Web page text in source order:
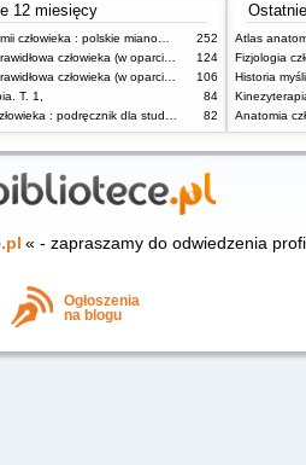
12 miesięcy
Atlas anatomii człowieka : polskie mianownictwo anatomiczne
252
Anatomia prawidłowa człowieka (w oparciu o mianownictwo anatomiczne zawarte w Terminologia Anatomica, 2019*) : podręcznik dla studentów medycyny i lekarzy. T. 1,
124
Anatomia prawidłowa człowieka (w oparciu o mianownictwo anatomiczne zawarte w Terminologia Anatomica, 2019) : podręcznik dla studentów medycyny i lekarzy. T. 2,
106
T. 1,
84
Anatomia człowieka : podręcznik dla studentów
82
Fizjologia
Historia
.pl « - zapraszamy do odwiedzenia
Ogłoszenia
na blogu